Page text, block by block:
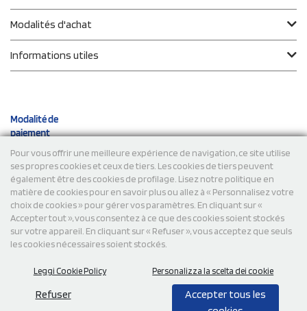
Pour vous offrir une meilleure expérience de navigation, ce site utilise
ses propres cookies et ceux de tiers. Les cookies de tiers peuvent
également être des cookies de profilage. Lisez notre politique en
matière de cookies pour en savoir plus ou allez à « Personnalisez votre
choix de cookies » pour gérer vos paramètres. En cliquant sur «
Accepter tout », vous consentez à ce que des cookies soient stockés
sur votre appareil. En cliquant sur « Refuser », vous acceptez que seuls
les cookies nécessaires soient stockés.
Leggi Cookie Policy Personalizza la scelta dei cookie
Refuser
Accepter tous les
Modalités d'achat
Informations utiles
Modalité de
paiement
Expéditions
© 2026 StampaSi s.r.l. TOUS DROITS RÉSERVÉS - TVA
FR13922807334